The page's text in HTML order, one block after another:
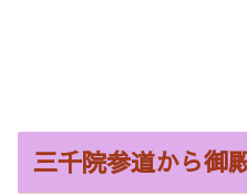
三千院参道から御